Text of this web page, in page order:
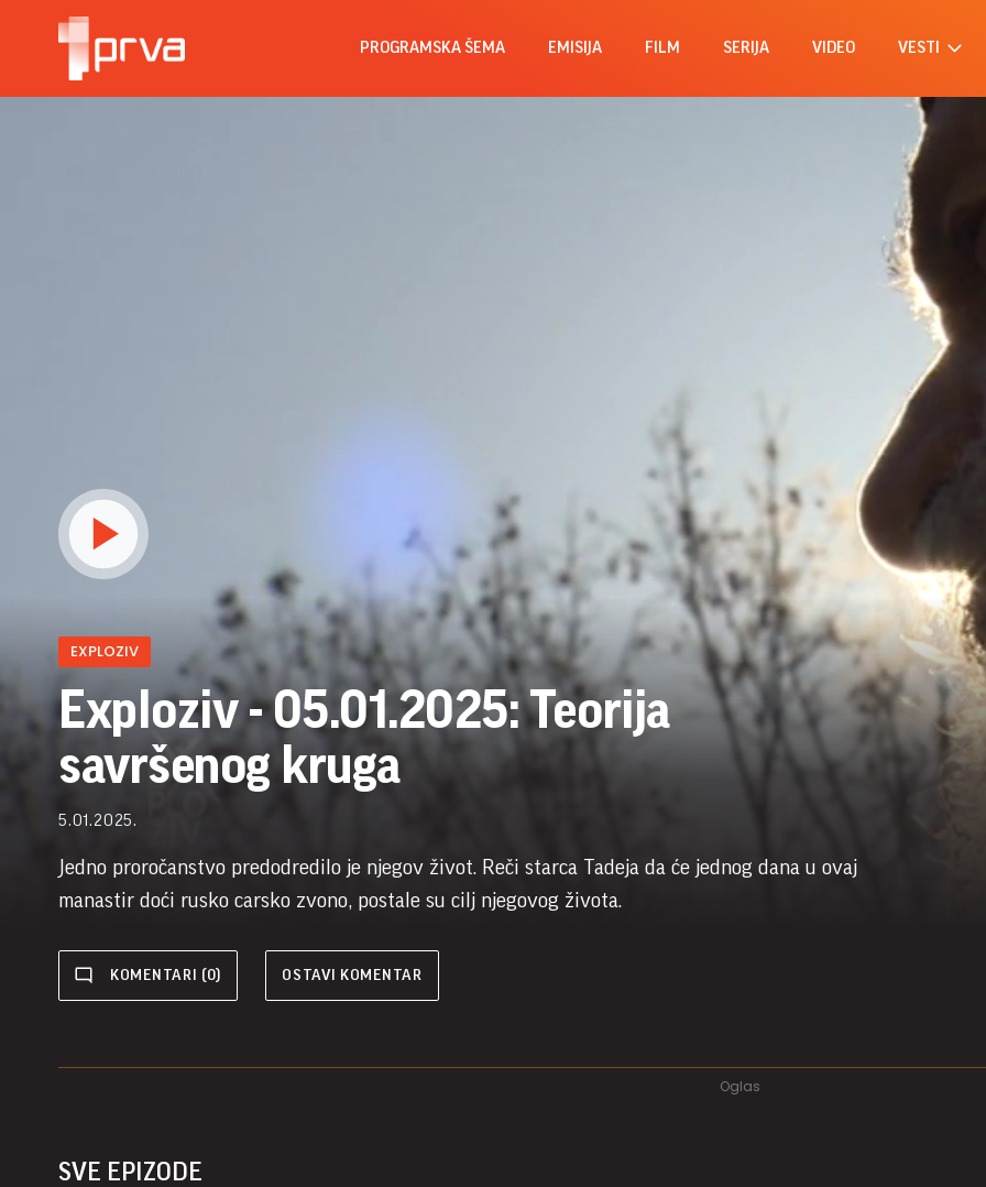
PROGRAMSKA ŠEMA EMISIJA FILM SERIJA VIDEO VESTI
EXPLOZIV
Exploziv - 05.01.2025: Teorija
savršenog kruga
5.01.2025.
Jedno proročanstvo predodredilo je njegov život. Reči starca Tadeja da će jednog dana u ovaj
manastir doći rusko carsko zvono, postale su cilj njegovog života.
KOMENTARI (0) OSTAVI KOMENTAR
SVE EPIZODE